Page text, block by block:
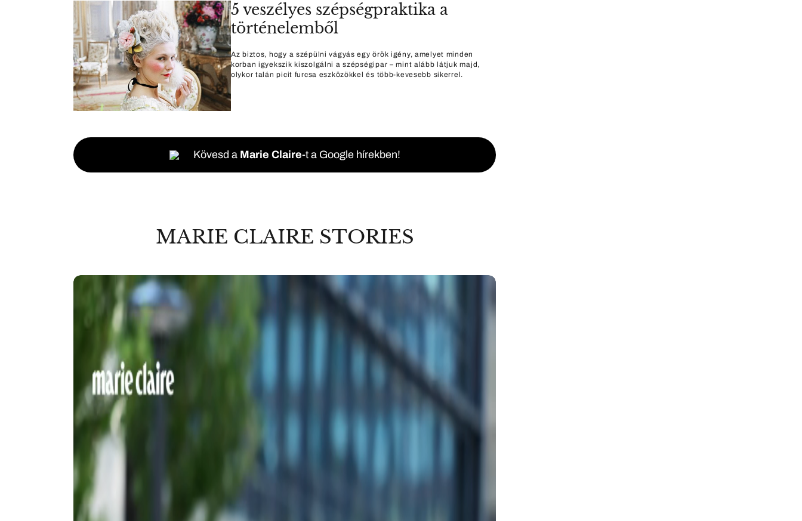
5 veszélyes szépségpraktika a
történelemből
Az biztos, hogy a szépülni vágyás egy örök igény, amelyet minden
korban igyekszik kiszolgálni a szépségipar – mint alább látjuk majd,
olykor talán picit furcsa eszközökkel és több-kevesebb sikerrel.
Kövesd a Marie Claire-t a Google hírekben!
MARIE CLAIRE STORIES